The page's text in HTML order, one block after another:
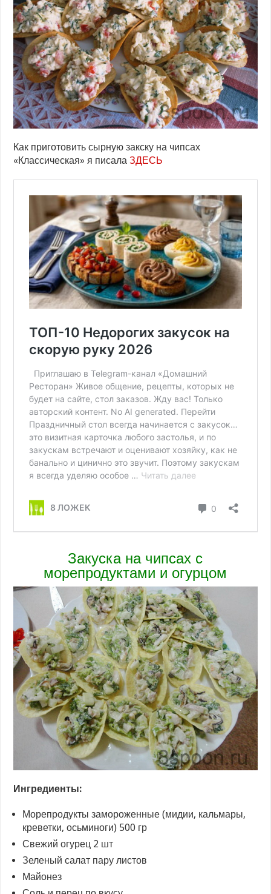
Как приготовить сырную закску на чипсах
«Классическая» я писалаЗДЕСЬ
Закуска на чипсах с
морепродуктами и огурцом
Ингредиенты:
Морепродукты замороженные (мидии, кальмары,
креветки, осьминоги) 500 гр
Свежий огурец 2 шт
Зеленый салат пару листов
Майонез